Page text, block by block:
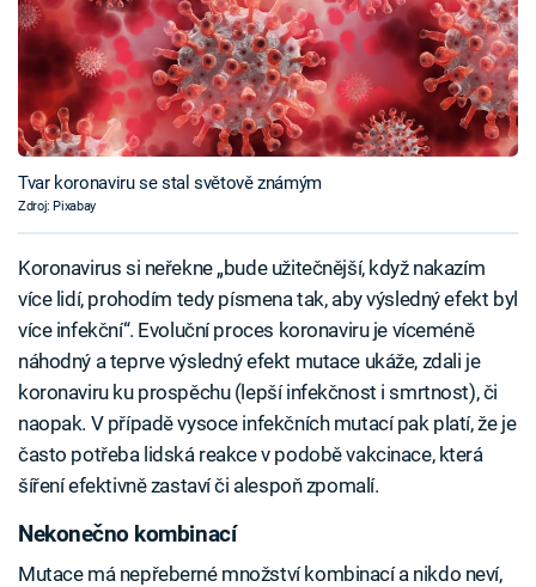
Tvar koronaviru se stal světově známým
Zdroj: Pixabay
Koronavirus si neřekne „bude užitečnější, když nakazím
více lidí, prohodím tedy písmena tak, aby výsledný efekt byl
více infekční“. Evoluční proces koronaviru je víceméně
náhodný a teprve výsledný efekt mutace ukáže, zdali je
koronaviru ku prospěchu (lepší infekčnost i smrtnost), či
naopak. V případě vysoce infekčních mutací pak platí, že je
často potřeba lidská reakce v podobě vakcinace, která
šíření efektivně zastaví či alespoň zpomalí.
Nekonečno kombinací
Mutace má nepřeberné množství kombinací a nikdo neví,